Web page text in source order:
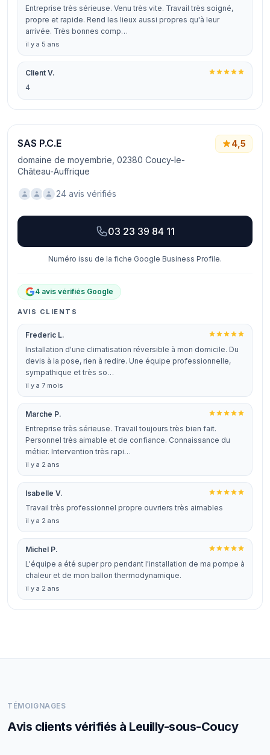
Entreprise très sérieuse. Venu très vite. Travail très soigné,
propre et rapide. Rend les lieux aussi propres qu'à leur
arrivée. Très bonnes comp…
il y a 5 ans
Client V.
4
SAS P.C.E
domaine de moyembrie, 02380 Coucy-le-
Château-Auffrique
4,5
24 avis vérifiés
03 23 39 84 11
Numéro issu de la fiche Google Business Profile.
4 avis vérifiés Google
AVIS CLIENTS
Frederic L.
Installation d'une climatisation réversible à mon domicile. Du
devis à la pose, rien à redire. Une équipe professionnelle,
sympathique et très so…
il y a 7 mois
Marche P.
Entreprise très sérieuse. Travail toujours très bien fait.
Personnel très aimable et de confiance. Connaissance du
métier. Intervention très rapi…
il y a 2 ans
Isabelle V.
Travail très professionnel propre ouvriers très aimables
il y a 2 ans
Michel P.
L'équipe a été super pro pendant l'installation de ma pompe à
chaleur et de mon ballon thermodynamique.
il y a 2 ans
TÉMOIGNAGES
Avis clients vérifiés à Leuilly-sous-Coucy